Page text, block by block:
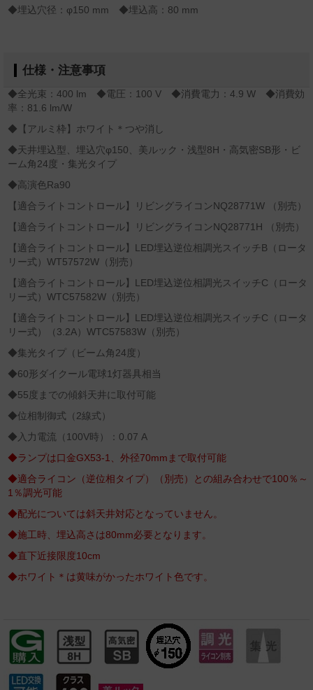
◆埋込穴径：φ150 mm ◆埋込高：80 mm
仕様・注意事項
◆全光束：400 lm ◆電圧：100 V ◆消費電力：4.9 W ◆消費効
率：81.6 lm/W
◆【アルミ枠】ホワイト＊つや消し
◆天井埋込型、埋込穴φ150、美ルック・浅型8H・高気密SB形・ビ
ーム角24度・集光タイプ
◆高演色Ra90
【適合ライトコントロール】リビングライコンNQ28771W （別売）
【適合ライトコントロール】リビングライコンNQ28771H （別売）
【適合ライトコントロール】LED埋込逆位相調光スイッチB（ロータ
リー式）WT57572W（別売）
【適合ライトコントロール】LED埋込逆位相調光スイッチC（ロータ
リー式）WTC57582W（別売）
【適合ライトコントロール】LED埋込逆位相調光スイッチC（ロータ
リー式）（3.2A）WTC57583W（別売）
◆集光タイプ（ビーム角24度）
◆60形ダイクール電球1灯器具相当
◆55度までの傾斜天井に取付可能
◆位相制御式（2線式）
◆入力電流（100V時）：0.07 A
◆ランプは口金GX53-1、外径70mmまで取付可能
◆適合ライコン（逆位相タイプ）（別売）との組み合わせで100％～
1％調光可能
◆配光については斜天井対応となっていません。
◆施工時、埋込高さは80mm必要となります。
◆直下近接限度10cm
◆ホワイト＊は黄味がかったホワイト色です。